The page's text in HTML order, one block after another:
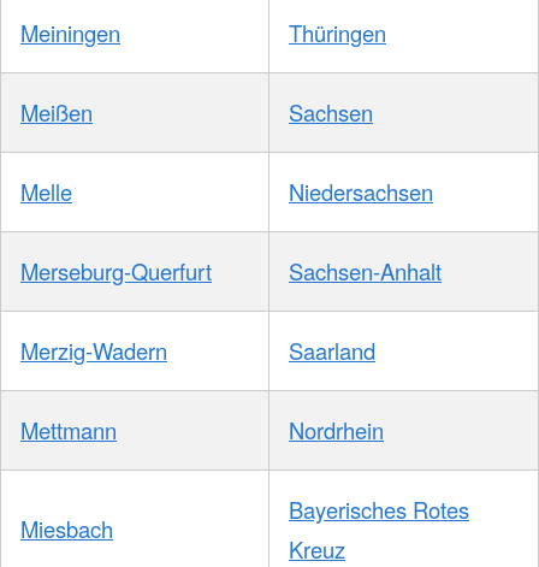
Meiningen Thüringen
Meißen Sachsen
Melle Niedersachsen
Merseburg-Querfurt Sachsen-Anhalt
Merzig-Wadern Saarland
Mettmann Nordrhein
Miesbach
Bayerisches Rotes
Kreuz